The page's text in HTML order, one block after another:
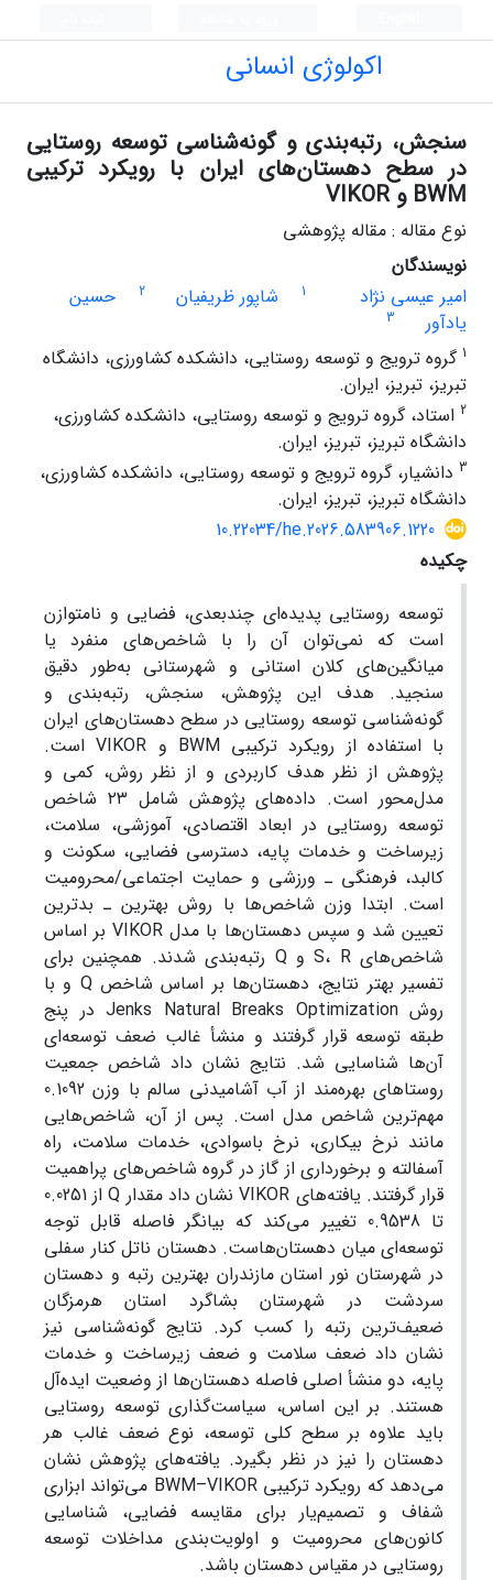
اکولوژی انسانی
سنجش، رتبه‌بندی و گونه‌شناسی توسعه روستایی
در سطح دهستان‌های ایران با رویکرد ترکیبی
BWM و VIKOR
نوع مقاله : مقاله پژوهشی
نویسندگان
امیر عیسی نژاد
1 شاپور ظریفیان 2
حسین
یادآور
3
1 گروه ترویج و توسعه روستایی، دانشکده کشاورزی، دانشگاه
تبریز، تبریز، ایران.
2 استاد، گروه ترویج و توسعه روستایی، دانشکده کشاورزی،
دانشگاه تبریز، تبریز، ایران.
3 دانشیار، گروه ترویج و توسعه روستایی، دانشکده کشاورزی،
دانشگاه تبریز، تبریز، ایران.
10.22034/he.2026.583906.1220
چکیده
توسعه روستایی پدیده‌ای چندبعدی، فضایی و نامتوازن
است که نمی‌توان آن را با شاخص‌های منفرد یا
میانگین‌های کلان استانی و شهرستانی به‌طور دقیق
سنجید. هدف این پژوهش، سنجش، رتبه‌بندی و
گونه‌شناسی توسعه روستایی در سطح دهستان‌های ایران
با استفاده از رویکرد ترکیبی BWM و VIKOR است.
پژوهش از نظر هدف کاربردی و از نظر روش، کمی و
مدل‌محور است. داده‌های پژوهش شامل ۲۳ شاخص
توسعه روستایی در ابعاد اقتصادی، آموزشی، سلامت،
زیرساخت و خدمات پایه، دسترسی فضایی، سکونت و
کالبد، فرهنگی ـ ورزشی و حمایت اجتماعی/محرومیت
است. ابتدا وزن شاخص‌ها با روش بهترین ـ بدترین
تعیین شد و سپس دهستان‌ها با مدل VIKOR بر اساس
شاخص‌های S، R و Q رتبه‌بندی شدند. همچنین برای
تفسیر بهتر نتایج، دهستان‌ها بر اساس شاخص Q و با
روش Jenks Natural Breaks Optimization در پنج
طبقه توسعه قرار گرفتند و منشأ غالب ضعف توسعه‌ای
آن‌ها شناسایی شد. نتایج نشان داد شاخص جمعیت
روستاهای بهره‌مند از آب آشامیدنی سالم با وزن 0.1092
مهم‌ترین شاخص مدل است. پس از آن، شاخص‌هایی
مانند نرخ بیکاری، نرخ باسوادی، خدمات سلامت، راه
آسفالته و برخورداری از گاز در گروه شاخص‌های پر‌اهمیت
قرار گرفتند. یافته‌های VIKOR نشان داد مقدار Q از 0.0251
تا 0.9538 تغییر می‌کند که بیانگر فاصله قابل توجه
توسعه‌ای میان دهستان‌هاست. دهستان ناتل کنار سفلی
در شهرستان نور استان مازندران بهترین رتبه و دهستان
سردشت در شهرستان بشاگرد استان هرمزگان
ضعیف‌ترین رتبه را کسب کرد. نتایج گونه‌شناسی نیز
نشان داد ضعف سلامت و ضعف زیرساخت و خدمات
پایه، دو منشأ اصلی فاصله دهستان‌ها از وضعیت ایده‌آل
هستند. بر این اساس، سیاست‌گذاری توسعه روستایی
باید علاوه بر سطح کلی توسعه، نوع ضعف غالب هر
دهستان را نیز در نظر بگیرد. یافته‌های پژوهش نشان
می‌دهد که رویکرد ترکیبی BWM–VIKOR می‌تواند ابزاری
شفاف و تصمیم‌یار برای مقایسه فضایی، شناسایی
کانون‌های محرومیت و اولویت‌بندی مداخلات توسعه
روستایی در مقیاس دهستان باشد.